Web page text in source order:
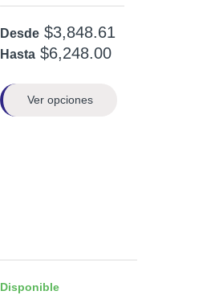
Desde $3,848.61
Hasta $6,248.00
Ver opciones
Disponible